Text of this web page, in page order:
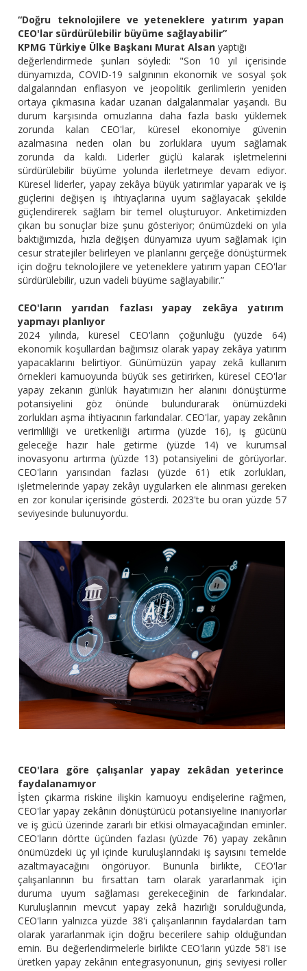
“Doğru teknolojilere ve yeteneklere yatırım yapan
CEO'lar sürdürülebilir büyüme sağlayabilir”
KPMG Türkiye Ülke Başkanı Murat Alsanyaptığı
değerlendirmede şunları söyledi: "Son 10 yıl içerisinde
dünyamızda, COVID-19 salgınının ekonomik ve sosyal şok
dalgalarından enflasyon ve jeopolitik gerilimlerin yeniden
ortaya çıkmasına kadar uzanan dalgalanmalar yaşandı. Bu
durum karşısında omuzlarına daha fazla baskı yüklemek
zorunda kalan CEO'lar, küresel ekonomiye güvenin
azalmasına neden olan bu zorluklara uyum sağlamak
zorunda da kaldı. Liderler güçlü kalarak işletmelerini
sürdürülebilir büyüme yolunda ilerletmeye devam ediyor.
Küresel liderler, yapay zekâya büyük yatırımlar yaparak ve iş
güçlerini değişen iş ihtiyaçlarına uyum sağlayacak şekilde
güçlendirerek sağlam bir temel oluşturuyor. Anketimizden
çıkan bu sonuçlar bize şunu gösteriyor; önümüzdeki on yıla
baktığımızda, hızla değişen dünyamıza uyum sağlamak için
cesur stratejiler belirleyen ve planlarını gerçeğe dönüştürmek
için doğru teknolojilere ve yeteneklere yatırım yapan CEO'lar
sürdürülebilir, uzun vadeli büyüme sağlayabilir.”
CEO'ların yarıdan fazlası yapay zekâya yatırım
yapmayı planlıyor
2024 yılında, küresel CEO'ların çoğunluğu (yüzde 64)
ekonomik koşullardan bağımsız olarak yapay zekâya yatırım
yapacaklarını belirtiyor. Günümüzün yapay zekâ kullanım
örnekleri kamuoyunda büyük ses getirirken, küresel CEO'lar
yapay zekanın günlük hayatımızın her alanını dönüştürme
potansiyelini göz önünde bulundurarak önümüzdeki
zorlukları aşma ihtiyacının farkındalar. CEO'lar, yapay zekânın
verimliliği ve üretkenliği artırma (yüzde 16), iş gücünü
geleceğe hazır hale getirme (yüzde 14) ve kurumsal
inovasyonu artırma (yüzde 13) potansiyelini de görüyorlar.
CEO'ların yarısından fazlası (yüzde 61) etik zorlukları,
işletmelerinde yapay zekâyı uygularken ele alınması gereken
en zor konular içerisinde gösterdi. 2023'te bu oran yüzde 57
seviyesinde bulunuyordu.
CEO'lara göre çalışanlar yapay zekâdan yeterince
faydalanamıyor
İşten çıkarma riskine ilişkin kamuoyu endişelerine rağmen,
CEO'lar yapay zekânın dönüştürücü potansiyeline inanıyorlar
ve iş gücü üzerinde zararlı bir etkisi olmayacağından eminler.
CEO'ların dörtte üçünden fazlası (yüzde 76) yapay zekânın
önümüzdeki üç yıl içinde kuruluşlarındaki iş sayısını temelde
azaltmayacağını öngörüyor. Bununla birlikte, CEO'lar
çalışanlarının bu fırsattan tam olarak yararlanmak için
duruma uyum sağlaması gerekeceğinin de farkındalar.
Kuruluşlarının mevcut yapay zekâ hazırlığı sorulduğunda,
CEO'ların yalnızca yüzde 38'i çalışanlarının faydalardan tam
olarak yararlanmak için doğru becerilere sahip olduğundan
emin. Bu değerlendirmelerle birlikte CEO'ların yüzde 58'i ise
üretken yapay zekânın entegrasyonunun, giriş seviyesi roller